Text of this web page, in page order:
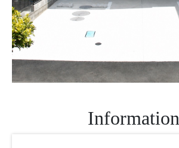
Information